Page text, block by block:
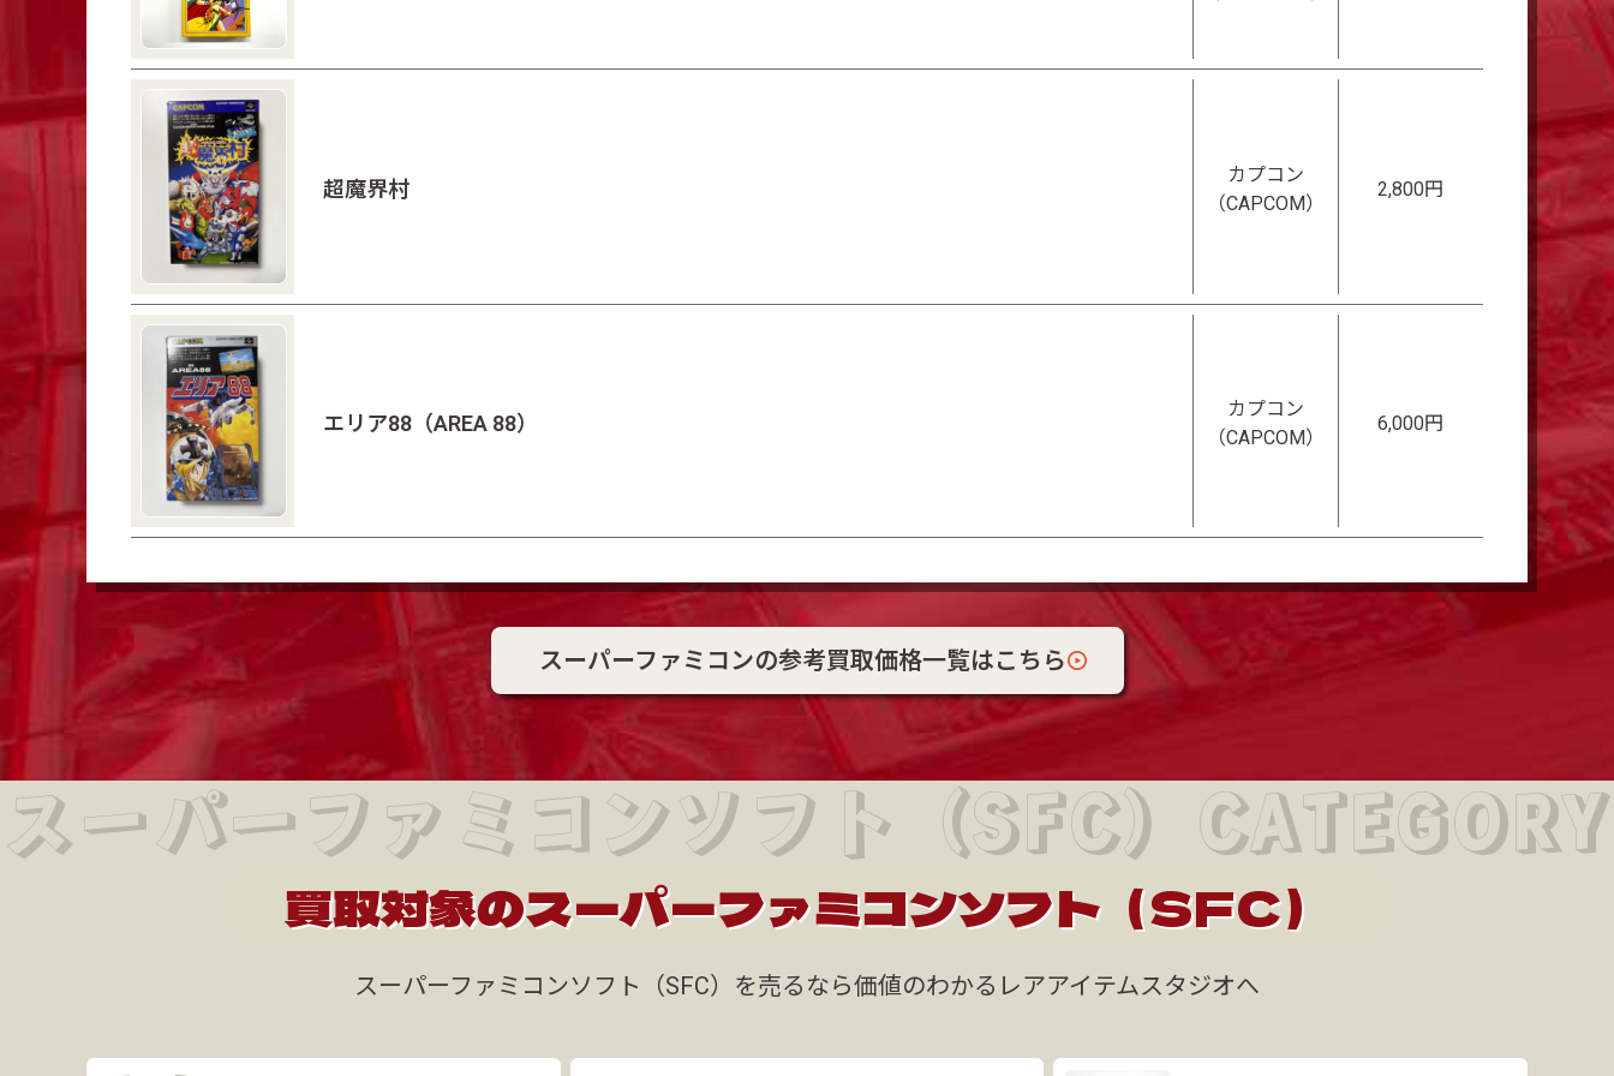
超魔界村
カプコン
（CAPCOM）
2,800円
エリア88（AREA 88）
カプコン
（CAPCOM）
6,000円
スーパーファミコンの参考買取価格一覧はこちら
スーパーファミコンソフト（SFC）CATEGORY
買取対象のスーパーファミコンソフト（SFC）
スーパーファミコンソフト（SFC）を売るなら価値のわかるレアアイテムスタジオへ